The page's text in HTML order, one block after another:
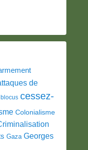
de
blocus cessez-
Colonialisme
Gaza Georges